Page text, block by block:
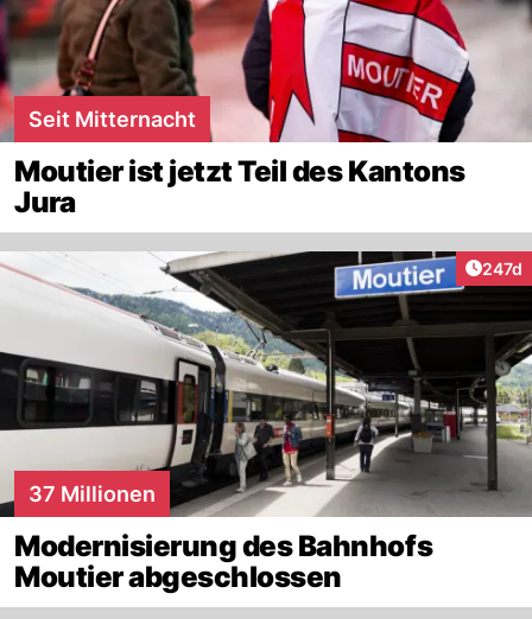
Seit Mitternacht
Moutier ist jetzt Teil des Kantons
Jura
247d
37 Millionen
Modernisierung des Bahnhofs
Moutier abgeschlossen